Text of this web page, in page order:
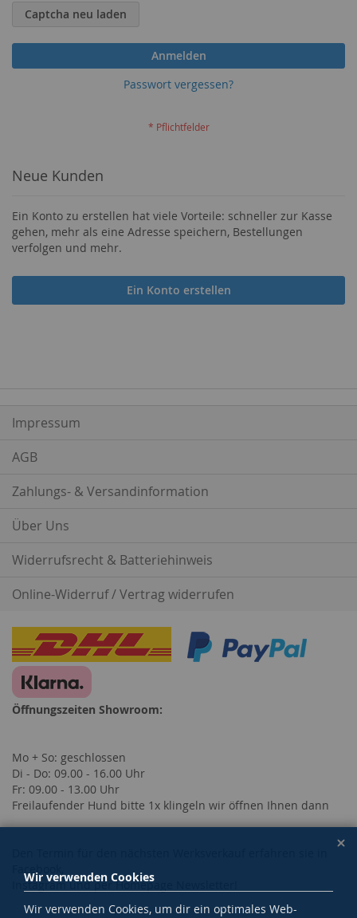
Captcha neu laden
Anmelden
Passwort vergessen?
Neue Kunden
Ein Konto zu erstellen hat viele Vorteile: schneller zur Kasse
gehen, mehr als eine Adresse speichern, Bestellungen
verfolgen und mehr.
Ein Konto erstellen
Impressum
AGB
Zahlungs- & Versandinformation
Über Uns
Widerrufsrecht & Batteriehinweis
Online-Widerruf / Vertrag widerrufen
Öffnungszeiten Showroom:
Mo + So: geschlossen
Di - Do: 09.00 - 16.00 Uhr
Fr: 09.00 - 13.00 Uhr
Freilaufender Hund bitte 1x klingeln wir öffnen Ihnen dann
Facebook,
Instagram und per Homepage Newsletter!
Wir verwenden Cookies
Wir verwenden Cookies, um dir ein optimales Web-